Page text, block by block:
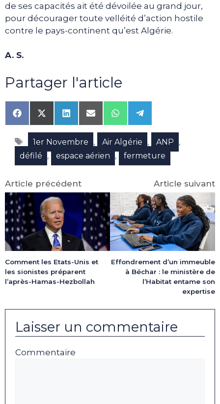
de ses capacités ait été dévoilée au grand jour,
pour décourager toute velléité d’action hostile
contre le pays-continent qu’est Algérie.
A. S.
Partager l'article
Share
on
Facebook
Share
on
X
(Twitter)
Share
on
LinkedIn
Share
on
Email
Share
on
WhatsApp
Share
on
Telegram
Étiquettes
1er Novembre , Air Algérie , ANP ,
défilé , espace aérien , fermeture
Article précédent
Comment les Etats-Unis et
les sionistes préparent
l’après-Hamas-Hezbollah
Article suivant
Effondrement d’un immeuble
à Béchar : le ministère de
l’Habitat entame son
expertise
Laisser un commentaire
Commentaire